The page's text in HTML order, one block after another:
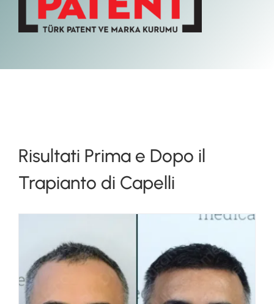
Risultati Prima e Dopo il
Trapianto di Capelli